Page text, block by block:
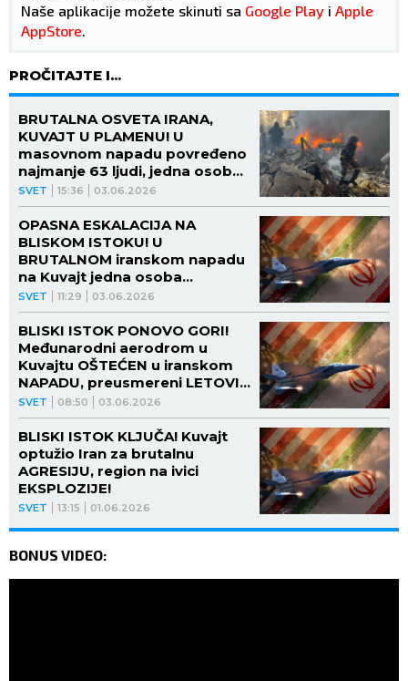
Naše aplikacije možete skinuti sa Google Play i Apple
AppStore
PROČITAJTE I...
SVET 15:36 03.06.2026
BRUTALNA OSVETA IRANA,
KUVAJT U PLAMENU! U
masovnom napadu povređeno
najmanje 63 ljudi, jedna osoba
poginula! (VIDEO)
SVET 11:29 03.06.2026
OPASNA ESKALACIJA NA
BLISKOM ISTOKU! U
BRUTALNOM iranskom napadu
na Kuvajt jedna osoba
POGINULA, letovi HITNO
preusmereni: Crveni alarm u
regionu! (FOTO, VIDEO)
SVET 08:50 03.06.2026
BLISKI ISTOK PONOVO GORI!
Međunarodni aerodrom u
Kuvajtu OŠTEĆEN u iranskom
NAPADU, preusmereni LETOVI -
stravične scene! (VIDEO)
SVET 13:15 01.06.2026
BLISKI ISTOK KLJUČA! Kuvajt
optužio Iran za brutalnu
AGRESIJU, region na ivici
EKSPLOZIJE!
BONUS VIDEO: